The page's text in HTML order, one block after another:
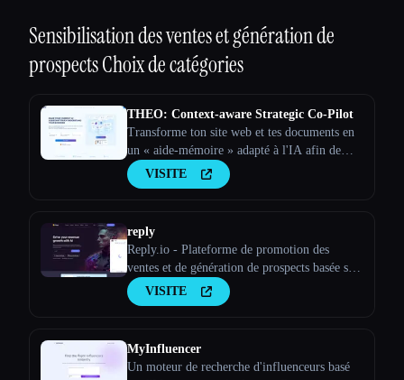
Sensibilisation des ventes et génération de
prospectsChoix de catégories
THEO: Context-aware Strategic Co-Pilot
Transforme ton site web et tes documents en
un « aide-mémoire » adapté à l'IA afin de
faire de ton assistant d'IA un partenaire
stratégique
VISITE
reply
Reply.io - Plateforme de promotion des
ventes et de génération de prospects basée sur
l'IAVISITE
MyInfluencer
Un moteur de recherche d'influenceurs basé